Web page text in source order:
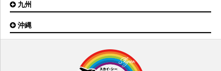
南紀白浜空港
但馬空港
山口宇部空港
出雲空港
米子空港
松山空港
徳島空港
九州
福岡空港
鹿児島空港
沖縄